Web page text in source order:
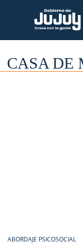
CASA DE
ABORDAJE PSICOSOCIAL